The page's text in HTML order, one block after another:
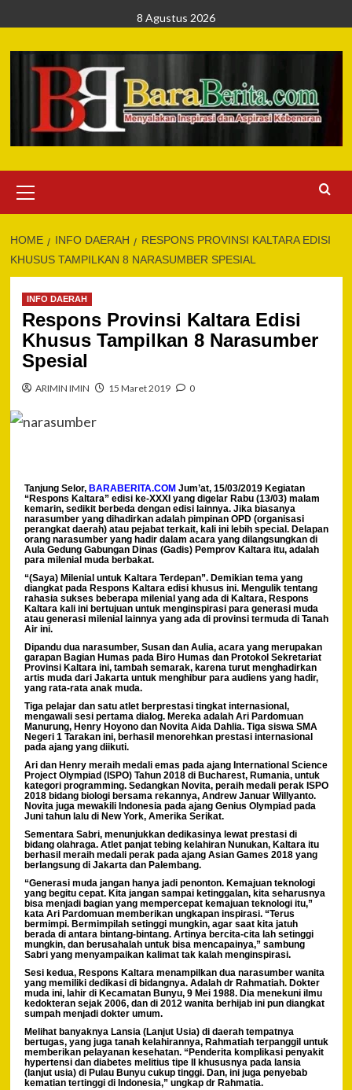
to
content
8 Agustus 2026
Menu
HOME INFO DAERAH
RESPONS PROVINSI KALTARA EDISI
KHUSUS TAMPILKAN 8 NARASUMBER SPESIAL
INFO DAERAH
Respons Provinsi Kaltara Edisi
Khusus Tampilkan 8 Narasumber
Spesial
ARIMIN IMIN 15 Maret 2019 0
Tanjung Selor, BARABERITA.COM Jum’at, 15/03/2019 Kegiatan
“Respons Kaltara” edisi ke-XXXI yang digelar Rabu (13/03) malam
kemarin, sedikit berbeda dengan edisi lainnya. Jika biasanya
narasumber yang dihadirkan adalah pimpinan OPD (organisasi
perangkat daerah) atau pejabat terkait, kali ini lebih special. Delapan
orang narasumber yang hadir dalam acara yang dilangsungkan di
Aula Gedung Gabungan Dinas (Gadis) Pemprov Kaltara itu, adalah
para milenial muda berbakat.
“(Saya) Milenial untuk Kaltara Terdepan”. Demikian tema yang
diangkat pada Respons Kaltara edisi khusus ini. Mengulik tentang
rahasia sukses beberapa milenial yang ada di Kaltara, Respons
Kaltara kali ini bertujuan untuk menginspirasi para generasi muda
atau generasi milenial lainnya yang ada di provinsi termuda di Tanah
Air ini.
Dipandu dua narasumber, Susan dan Aulia, acara yang merupakan
garapan Bagian Humas pada Biro Humas dan Protokol Sekretariat
Provinsi Kaltara ini, tambah semarak, karena turut menghadirkan
artis muda dari Jakarta untuk menghibur para audiens yang hadir,
yang rata-rata anak muda.
Tiga pelajar dan satu atlet berprestasi tingkat internasional,
mengawali sesi pertama dialog. Mereka adalah Ari Pardomuan
Manurung, Henry Hoyono dan Novita Aida Dahlia. Tiga siswa SMA
Negeri 1 Tarakan ini, berhasil menorehkan prestasi internasional
pada ajang yang diikuti.
Ari dan Henry meraih medali emas pada ajang International Science
Project Olympiad (ISPO) Tahun 2018 di Bucharest, Rumania, untuk
kategori programming. Sedangkan Novita, peraih medali perak ISPO
2018 bidang biologi bersama rekannya, Andrew Januar Willyanto.
Novita juga mewakili Indonesia pada ajang Genius Olympiad pada
Juni tahun lalu di New York, Amerika Serikat.
Sementara Sabri, menunjukkan dedikasinya lewat prestasi di
bidang olahraga. Atlet panjat tebing kelahiran Nunukan, Kaltara itu
berhasil meraih medali perak pada ajang Asian Games 2018 yang
berlangsung di Jakarta dan Palembang.
“Generasi muda jangan hanya jadi penonton. Kemajuan teknologi
yang begitu cepat. Kita jangan sampai ketinggalan, kita seharusnya
bisa menjadi bagian yang mempercepat kemajuan teknologi itu,”
kata Ari Pardomuan memberikan ungkapan inspirasi. “Terus
bermimpi. Bermimpilah setinggi mungkin, agar saat kita jatuh
berada di antara bintang-bintang. Artinya bercita-cita lah setinggi
mungkin, dan berusahalah untuk bisa mencapainya,” sambung
Sabri yang menyampaikan kalimat tak kalah menginspirasi.
Sesi kedua, Respons Kaltara menampilkan dua narasumber wanita
yang memiliki dedikasi di bidangnya. Adalah dr Rahmatiah. Dokter
muda ini, lahir di Kecamatan Bunyu, 9 Mei 1988. Dia menekuni ilmu
kedokteran sejak 2006, dan di 2012 wanita berhijab ini pun diangkat
sumpah menjadi dokter umum.
Melihat banyaknya Lansia (Lanjut Usia) di daerah tempatnya
bertugas, yang juga tanah kelahirannya, Rahmatiah terpanggil untuk
memberikan pelayanan kesehatan. “Penderita komplikasi penyakit
hypertensi dan diabetes melitius tipe II khususnya pada lansia
(lanjut usia) di Pulau Bunyu cukup tinggi. Dan, ini juga penyebab
kematian tertinggi di Indonesia,” ungkap dr Rahmatia.